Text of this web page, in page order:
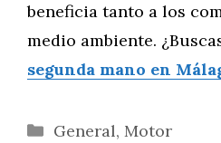
beneficia tanto a los
medio ambiente.
segunda mano en
Categorías
General, Motor